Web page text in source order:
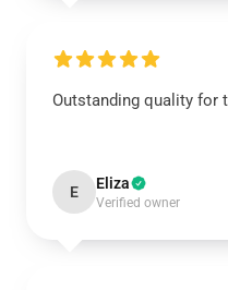
Outstanding quality for
E Eliza
Verified owner